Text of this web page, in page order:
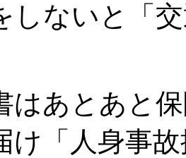
しないと「
はあとあと
け「人身事